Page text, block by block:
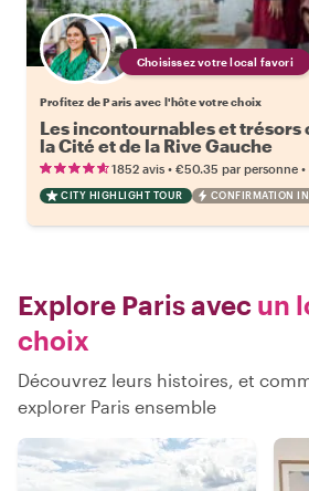
Choisissez votre local favori
Profitez de Paris avec l'hôte votre choix
Les incontournables et trésors
la Cité et de la Rive Gauche
1852 avis • €50.35 par personne •
CITY HIGHLIGHT TOUR CONFIRMATION
Explore Paris avec un
choix
Découvrez leurs histoires, et
explorer Paris ensemble